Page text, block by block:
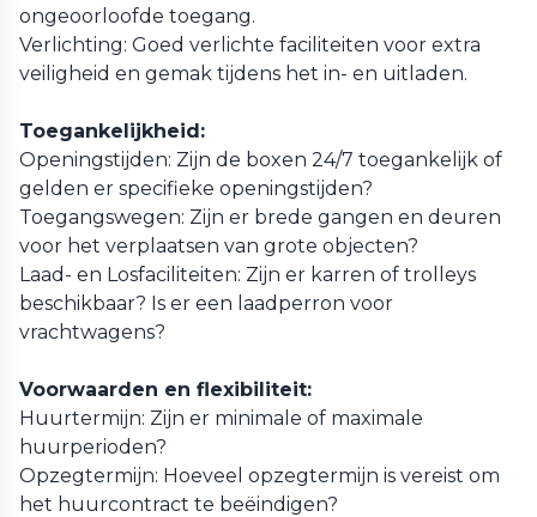
ongeoorloofde toegang.
Verlichting: Goed verlichte faciliteiten voor extra
veiligheid en gemak tijdens het in- en uitladen.
Toegankelijkheid:
Openingstijden: Zijn de boxen 24/7 toegankelijk of
gelden er specifieke openingstijden?
Toegangswegen: Zijn er brede gangen en deuren
voor het verplaatsen van grote objecten?
Laad- en Losfaciliteiten: Zijn er karren of trolleys
beschikbaar? Is er een laadperron voor
vrachtwagens?
Voorwaarden en flexibiliteit:
Huurtermijn: Zijn er minimale of maximale
huurperioden?
Opzegtermijn: Hoeveel opzegtermijn is vereist om
het huurcontract te beëindigen?